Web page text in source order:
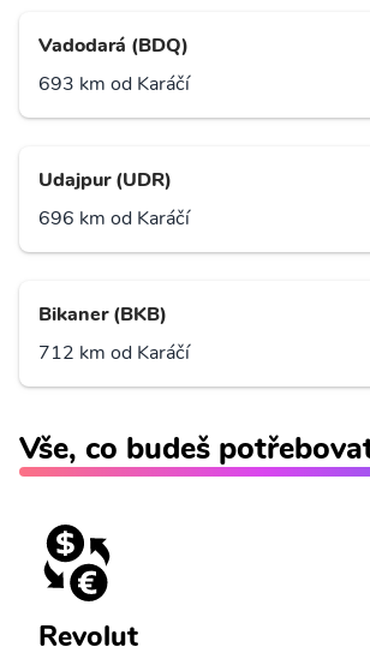
Vadodará (BDQ)
693 km od Karáčí
Udajpur (UDR)
696 km od Karáčí
Bikaner (BKB)
712 km od Karáčí
Vše, co budeš
Revolut